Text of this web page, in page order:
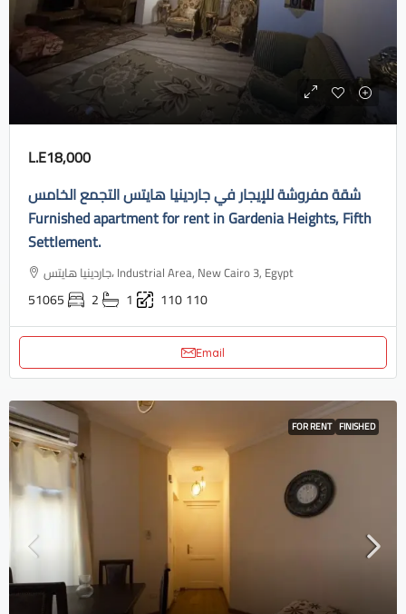
L.E18,000
شقة مفروشة للإيجار في جاردينيا هايتس التجمع الخامس
Furnished apartment for rent in Gardenia Heights, Fifth
Settlement.
جاردينيا هايتس، Industrial Area, New Cairo 3, Egypt
51065 2 1 110110
Email
FOR RENT FINISHED